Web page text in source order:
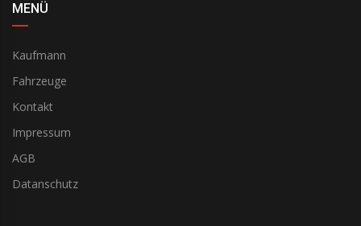
MENÜ
Kaufmann
Fahrzeuge
Kontakt
Impressum
AGB
Datanschutz